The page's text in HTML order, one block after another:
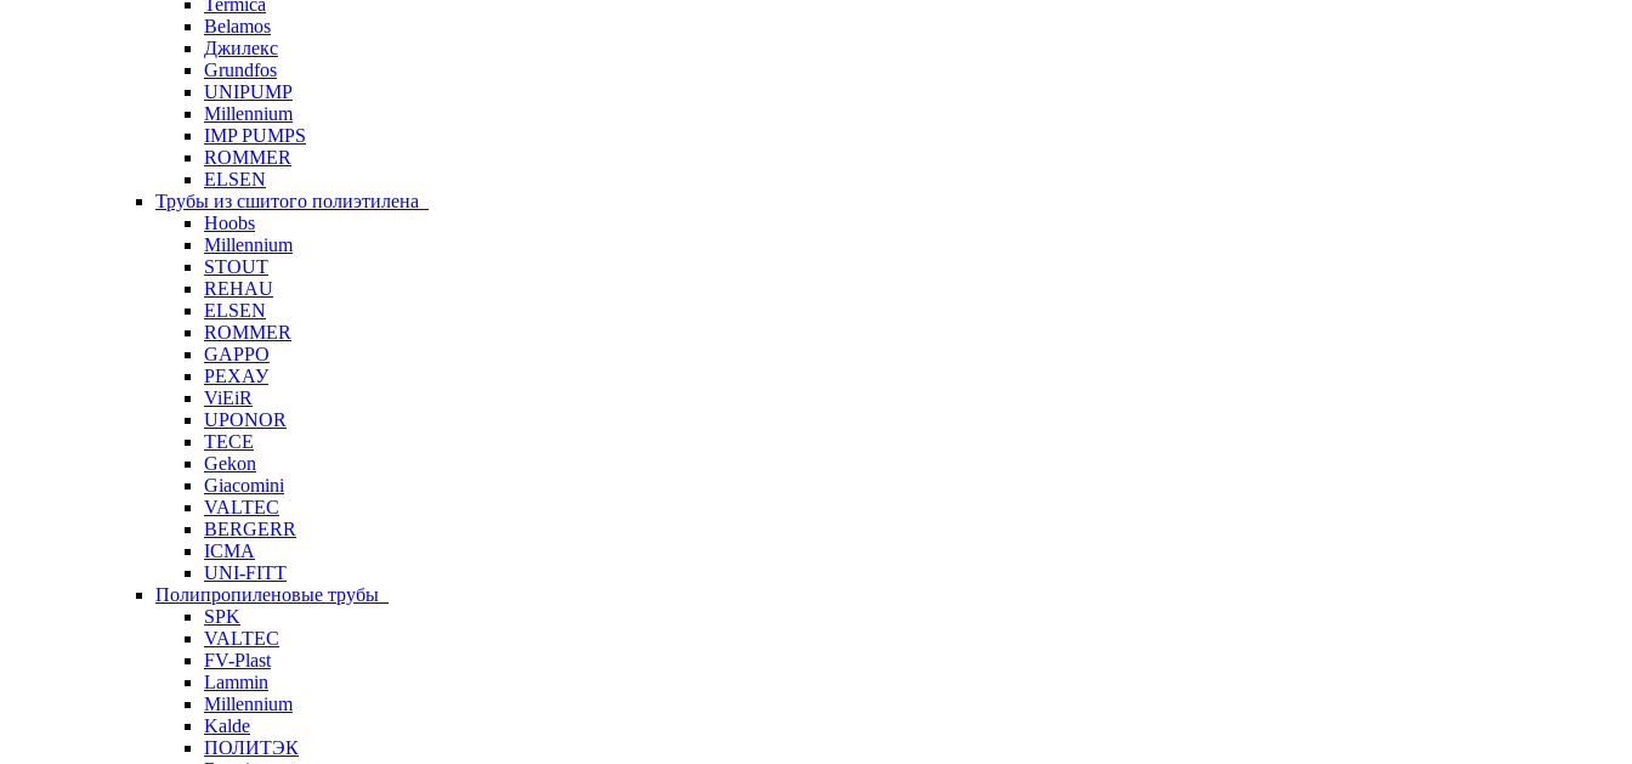
Termica
Belamos
Джилекс
Grundfos
UNIPUMP
Millennium
IMP PUMPS
ROMMER
ELSEN
Трубы из сшитого полиэтилена
Hoobs
Millennium
STOUT
REHAU
ELSEN
ROMMER
GAPPO
РЕХАУ
ViEiR
UPONOR
TECE
Gekon
Giacomini
VALTEC
BERGERR
ICMA
UNI-FITT
Полипропиленовые трубы
SPK
VALTEC
FV-Plast
Lammin
Millennium
Kalde
ПОЛИТЭК